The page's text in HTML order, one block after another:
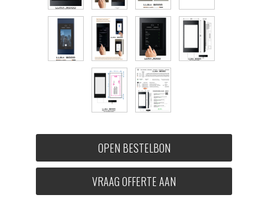
OPEN BESTELBON
VRAAG OFFERTE AAN